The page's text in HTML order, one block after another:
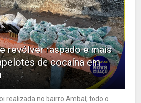
revólver raspado e mais
de cocaína em
realizada no bairro Ambaí; todo o